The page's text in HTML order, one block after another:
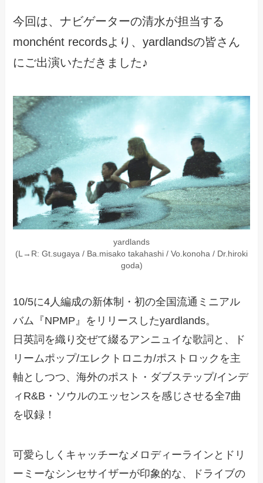
今回は、ナビゲーターの清水が担当する
monchént recordsより、yardlandsの皆さん
にご出演いただきました♪
yardlands
(L→R: Gt.sugaya / Ba.misako takahashi / Vo.konoha / Dr.hiroki
goda)
10/5に4人編成の新体制・初の全国流通ミニアル
バム『NPMP』をリリースしたyardlands。
日英詞を織り交ぜて綴るアンニュイな歌詞と、ド
リームポップ/エレクトロニカ/ポストロックを主
軸としつつ、海外のポスト・ダブステップ/インデ
ィR&B・ソウルのエッセンスを感じさせる全7曲
を収録！
可愛らしくキャッチーなメロディーラインとドリ
ーミーなシンセサイザーが印象的な、ドライブの